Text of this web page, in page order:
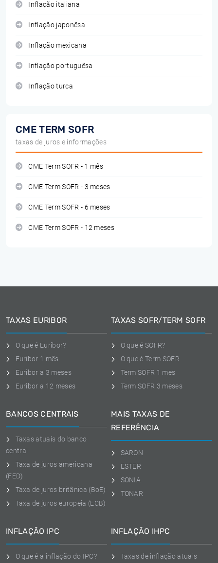
Inflação italiana
Inflação japonêsa
Inflação mexicana
Inflação portuguêsa
Inflação turca
CME TERM SOFR
taxas de juros e informações
CME Term SOFR - 1 mês
CME Term SOFR - 3 meses
CME Term SOFR - 6 meses
CME Term SOFR - 12 meses
TAXAS EURIBOR
O que é Euribor?
Euribor 1 mês
Euribor a 3 meses
Euribor a 12 meses
TAXAS SOFR/TERM SOFR
O que é SOFR?
O que é Term SOFR
Term SOFR 1 mes
Term SOFR 3 meses
BANCOS CENTRAIS
Taxas atuais do banco
central
Taxa de juros americana
(FED)
Taxa de juros britânica (BoE)
Taxa de juros europeia (ECB)
MAIS TAXAS DE
REFERÊNCIA
SARON
ESTER
SONIA
TONAR
INFLAÇÃO IPC
O que é a inflação do IPC?
INFLAÇÃO IHPC
Taxas de inflação atuais